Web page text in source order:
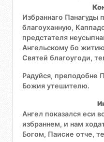
Избраннаго Панагуды
благоуханную,
предстателя
Ангельскому бо
Святей благоугоди,
Радуйся, преподобне
Божия утешителю.
Ангел показался еси
избраннем, и нам
Богом, Паисие отче,